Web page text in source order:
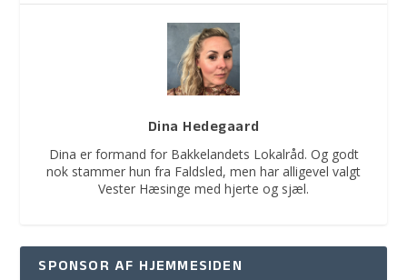
Dina Hedegaard
Dina er formand for Bakkelandets Lokalråd. Og godt
nok stammer hun fra Faldsled, men har alligevel valgt
Vester Hæsinge med hjerte og sjæl.
SPONSOR AF HJEMMESIDEN